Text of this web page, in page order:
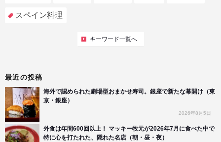
スペイン料理
キーワード一覧へ
最近の投稿
海外で認められた劇場型おまかせ寿司。銀座で新たな幕開け（東
京・銀座）
2026年8月5日
外食は年間600回以上！ マッキー牧元が2026年7月に食べた中で
特に心を打たれた、隠れた名店（朝・昼・夜）